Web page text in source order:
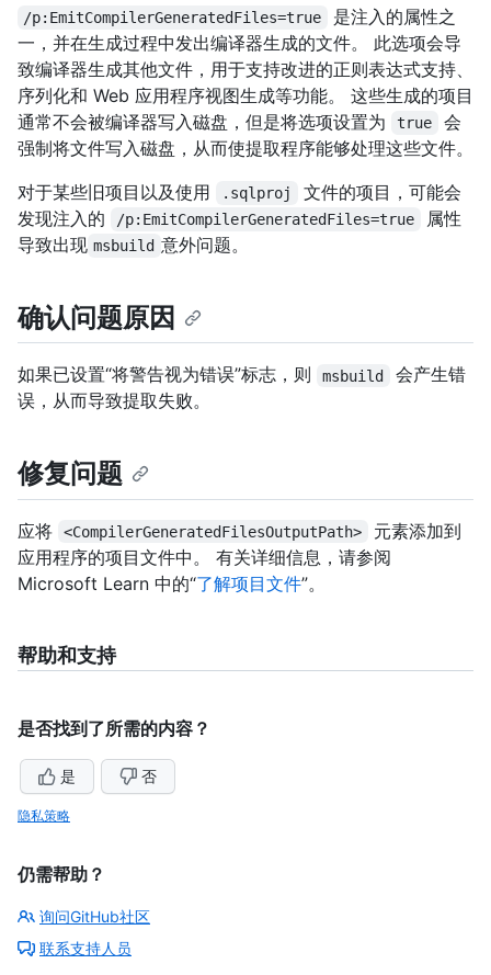
/p:EmitCompilerGeneratedFiles=true
是注入的属性之
一，并在生成过程中发出编译器生成的文件。 此选项会导
致编译器生成其他文件，用于支持改进的正则表达式支持、
序列化和 Web 应用程序视图生成等功能。 这些生成的项目
通常不会被编译器写入磁盘，但是将选项设置为
true
会
强制将文件写入磁盘，从而使提取程序能够处理这些文件。
对于某些旧项目以及使用
.sqlproj
文件的项目，可能会
发现注入的
/p:EmitCompilerGeneratedFiles=true
属性
导致出现 msbuild 意外问题。
确认问题原因
如果已设置“将警告视为错误”标志，则 msbuild
会产生错
误，从而导致提取失败。
修复问题
应将 <CompilerGeneratedFilesOutputPath>
元素添加到
应用程序的项目文件中。 有关详细信息，请参阅
Microsoft Learn 中的“了解项目文件”。
帮助和支持
是否找到了所需的内容？
是 否
隐私策略
仍需帮助？
询问GitHub社区
联系支持人员